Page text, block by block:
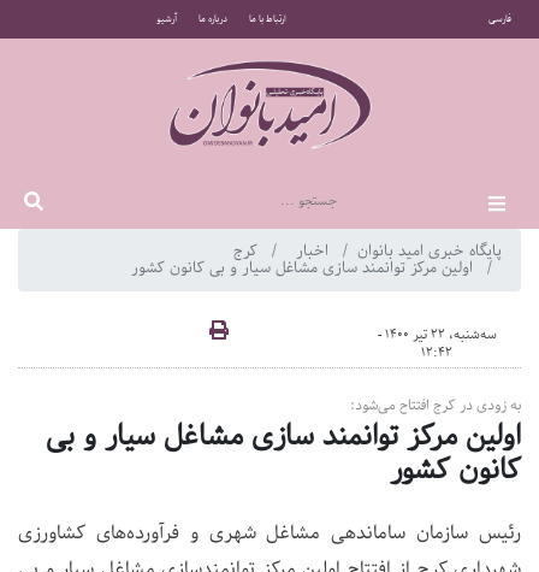
فارسی ارتباط با ما درباره ما آرشیو
پایگاه خبری امید بانوان اخبار کرج
اولین مرکز توانمند سازی مشاغل سیار و بی کانون کشور
سه‌شنبه، 22 تیر 1400 -
12:42
به زودی در کرج افتتاح می‌شود:
اولین مرکز توانمند سازی مشاغل سیار و بی
کانون کشور
رئیس سازمان ساماندهی مشاغل شهری و فرآورده‌های کشاورزی